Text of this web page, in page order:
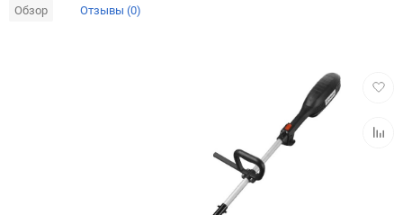
Обзор Отзывы (0)